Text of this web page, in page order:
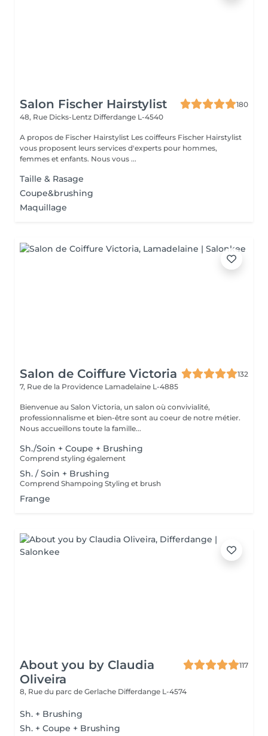
Salon Fischer Hairstylist
180
48, Rue Dicks-Lentz Differdange L-4540
A propos de Fischer Hairstylist Les coiffeurs Fischer Hairstylist
vous proposent leurs services d'experts pour hommes,
femmes et enfants. Nous vous ...
Taille & Rasage
Coupe&brushing
Maquillage
Salon de Coiffure Victoria
132
7, Rue de la Providence Lamadelaine L-4885
Bienvenue au Salon Victoria, un salon où convivialité,
professionnalisme et bien-être sont au coeur de notre métier.
Nous accueillons toute la famille...
Sh./Soin + Coupe + Brushing
Comprend styling également
Sh. / Soin + Brushing
Comprend Shampoing Styling et brush
Frange
About you by Claudia
Oliveira
117
8, Rue du parc de Gerlache Differdange L-4574
Sh. + Brushing
Sh. + Coupe + Brushing